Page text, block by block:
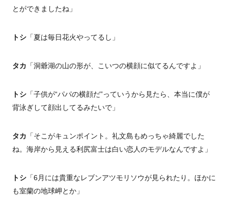
とができましたね」
トシ 「夏は毎日花火やってるし」
タカ 「洞爺湖の山の形が、こいつの横顔に似てるんですよ」
トシ 「子供が“パパの横顔だ”っていうから見たら、本当に僕が
背泳ぎして顔出してるみたいで」
タカ 「そこがキュンポイント。礼文島もめっちゃ綺麗でした
ね。海岸から見える利尻富士は白い恋人のモデルなんですよ」
トシ 「6月には貴重なレブンアツモリソウが見られたり。ほかに
も室蘭の地球岬とか」